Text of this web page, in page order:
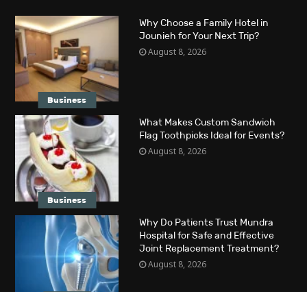
Business
Why Choose a Family Hotel in
Jounieh for Your Next Trip?
August 8, 2026
Business
What Makes Custom Sandwich
Flag Toothpicks Ideal for Events?
August 8, 2026
Why Do Patients Trust Mundra
Hospital for Safe and Effective
Joint Replacement Treatment?
August 8, 2026